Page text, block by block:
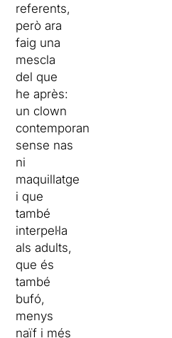
referents,
però ara
faig una
mescla
del que
he après:
un clown
contemporani,
sense nas
ni
maquillatge
i que
també
interpel·la
als adults,
que és
també
bufó,
menys
naïf i més